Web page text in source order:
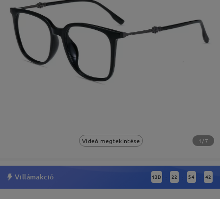
Videó megtekintése 1/7
Villámakció 13D : 22 : 54 : 41